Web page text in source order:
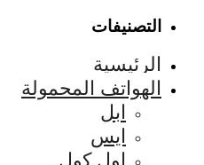
التصنيفات
الرئيسية
الهواتف المحمولة
ابل
ايس
اول كول